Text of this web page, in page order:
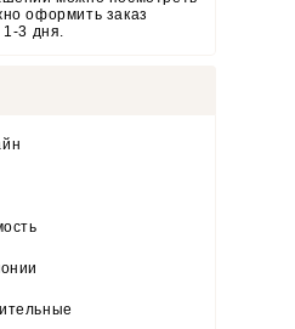
оформить заказ
1-3 дня.